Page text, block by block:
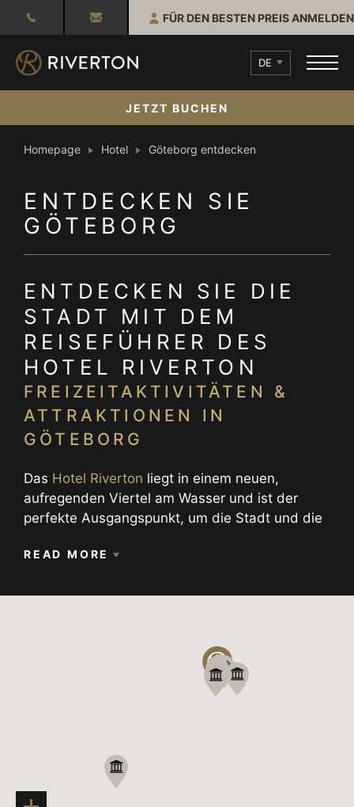
FÜR DEN BESTEN PREIS ANMELDEN
DE
JETZT BUCHEN
Homepage Hotel Göteborg entdecken
ENTDECKEN SIE
GÖTEBORG
ENTDECKEN SIE DIE
STADT MIT DEM
REISEFÜHRER DES
HOTEL RIVERTON
FREIZEITAKTIVITÄTEN &
ATTRAKTIONEN IN
GÖTEBORG
Das Hotel Riverton liegt in einem neuen,
aufregenden Viertel am Wasser und ist der
perfekte Ausgangspunkt, um die Stadt und die
Sie nach Rosenlund und in das schicke
die lokale Modeszene in der Kungsgatan
wichtigsten Sehenswürdigkeiten der Stadt
vorstellen. Wenn Sie noch mehr entdecken
möchten, helfen wir Ihnen gerne bei der
READ MORE